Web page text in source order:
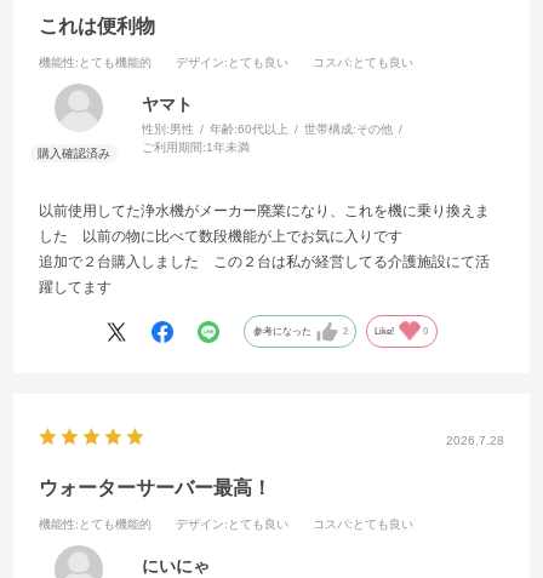
これは便利物
機能性:とても機能的 デザイン:とても良い コスパ:とても良い
ヤマト
性別:男性 年齢:60代以上 世帯構成:その他
ご利用期間:1年未満
以前使用してた浄水機がメーカー廃業になり、これを機に乗り換えま
した 以前の物に比べて数段機能が上でお気に入りです
追加で２台購入しました この２台は私が経営してる介護施設にて活
躍してます
参考になった 2 Like! 0
2026.7.28
ウォーターサーバー最高！
機能性:とても機能的 デザイン:とても良い コスパ:とても良い
にいにゃ